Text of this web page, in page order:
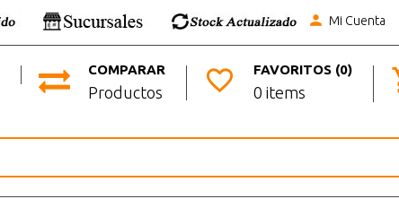
Mi Cuenta
FAVORITOS (0)
0 items
COMPARAR
Productos